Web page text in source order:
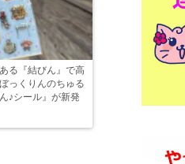
る『結びん』で高
っくりんのちゅる
♪シール』が新発